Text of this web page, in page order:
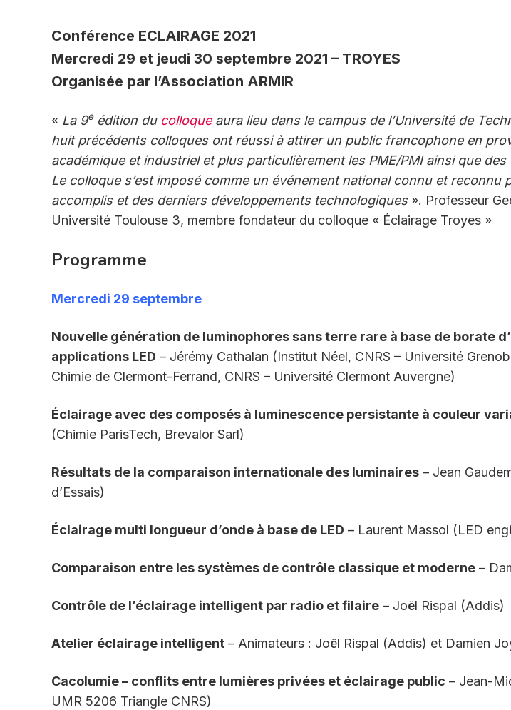
Conférence ECLAIRAGE 2021
Mercredi 29 et jeudi 30 septembre 2021 – TROYES
Organisée par l’Association ARMIR
« La 9eédition du colloqueaura lieu dans le campus de l’Université de
huit précédents colloques ont réussi à attirer un public francophone en
académique et industriel et plus particulièrement les PME/PMI ainsi que
Le colloque s’est imposé comme un événement national connu et
accomplis et des derniers développements technologiques». Professeur
Université Toulouse 3, membre fondateur du colloque « Éclairage Troyes »
Programme
Mercredi 29 septembre
Nouvelle génération de luminophores sans terre rare à base de borate
applications LED – Jérémy Cathalan (Institut Néel, CNRS – Université
Chimie de Clermont-Ferrand, CNRS – Université Clermont Auvergne)
Éclairage avec des composés à luminescence persistante à couleur
(Chimie ParisTech, Brevalor Sarl)
Résultats de la comparaison internationale des luminaires – Jean
d’Essais)
Éclairage multi longueur d’onde à base de LED – Laurent Massol (LED
Comparaison entre les systèmes de contrôle classique et moderne –
Contrôle de l’éclairage intelligent par radio et filaire – Joël Rispal (Addis)
Atelier éclairage intelligent – Animateurs : Joël Rispal (Addis) et Damien
Cacolumie – conflits entre lumières privées et éclairage public – Jean-
UMR 5206 Triangle CNRS)